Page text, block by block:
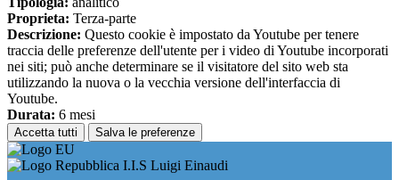
Proprieta: Terza-parte
Descrizione: Questo cookie è impostato da Youtube per tenere
traccia delle preferenze dell'utente per i video di Youtube incorporati
nei siti; può anche determinare se il visitatore del sito web sta
utilizzando la nuova o la vecchia versione dell'interfaccia di
Youtube.
Durata: 6 mesi
Accetta tutti Salva le preferenze
I.I.S Luigi Einaudi